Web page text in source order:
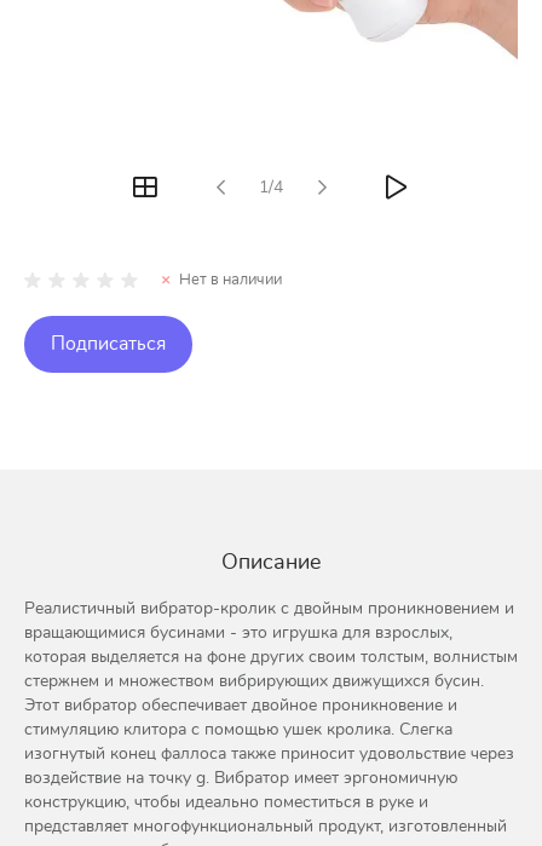
1/4
Нет в наличии
Подписаться
Описание
Реалистичный вибратор-кролик с двойным проникновением и
вращающимися бусинами - это игрушка для взрослых,
которая выделяется на фоне других своим толстым, волнистым
стержнем и множеством вибрирующих движущихся бусин.
Этот вибратор обеспечивает двойное проникновение и
стимуляцию клитора с помощью ушек кролика. Слегка
изогнутый конец фаллоса также приносит удовольствие через
воздействие на точку g. Вибратор имеет эргономичную
конструкцию, чтобы идеально поместиться в руке и
представляет многофункциональный продукт, изготовленный